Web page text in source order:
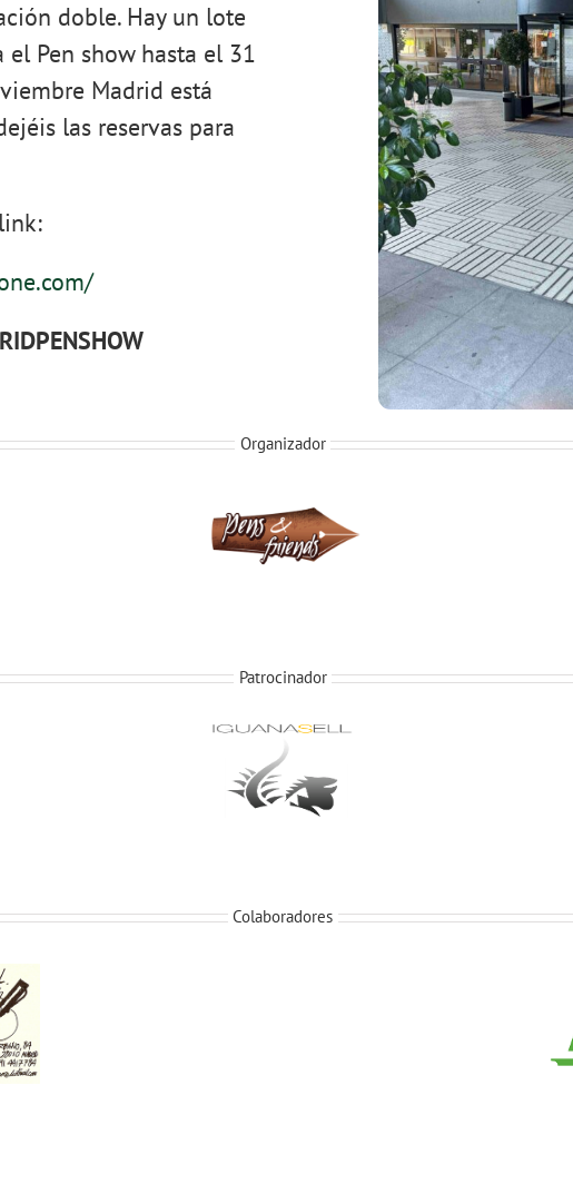
doble. Hay un lote
Pen show hasta el 31
Madrid está
las reservas para
Organizador
Patrocinador
Colaboradores